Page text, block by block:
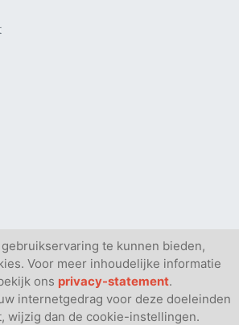
te kunnen bieden,
Voor meer inhoudelijke informatie
ons privacy-statement.
internetgedrag voor deze doeleinden
wijzig dan de cookie-instellingen.